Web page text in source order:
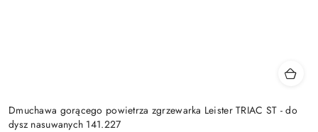
Dmuchawa gorącego powietrza zgrzewarka Leister TRIAC ST - do
dysz nasuwanych 141.227